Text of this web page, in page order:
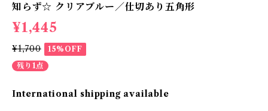
知らず☆ クリアブルー／仕切あり五角形
¥1,445
¥1,700
15%OFF
残り1点
International shipping available